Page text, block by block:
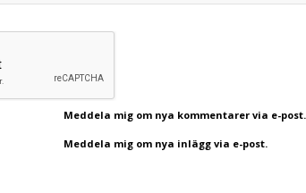
Meddela mig om nya kommentarer via e-post.
Meddela mig om nya inlägg via e-post.